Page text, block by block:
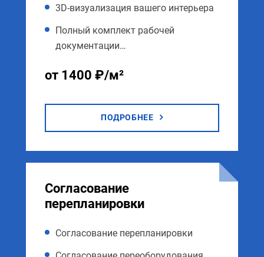
3D-визуализация вашего интерьера
Полный комплект рабочей
документации…
от 1400 ₽/м²
ПОДРОБНЕЕ
Согласование
перепланировки
Согласование перепланировки